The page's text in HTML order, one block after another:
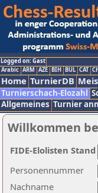
Logged on: Gast
Arabic ARM AZE BIH BUL CAT
Home TurnierDB
Turnierschach-Elozahl
Allgemeines Turnier
Willkommen
Nachname
Personennummer
FIDE-Elolisten Stand